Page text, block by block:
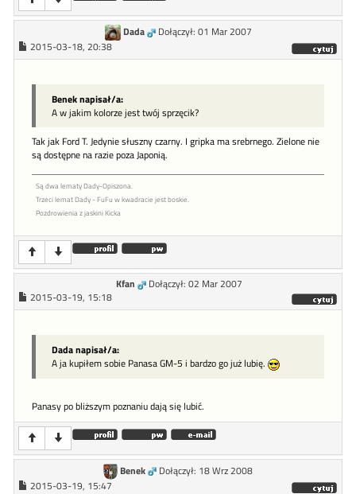
Dada
Dołączył: 01 Mar 2007
2015-03-18, 20:38
Benek napisał/a:
A w jakim kolorze jest twój sprzęcik?
Tak jak Ford T. Jedynie słuszny czarny. I gripka ma srebrnego. Zielone nie
są dostępne na razie poza Japonią.
Są dwa lematy Dady-Opiszona.
Trzeci lemat Dady - FuFu w kwadracie jest boskie.
Pozdrowienia z jaskini Kicka
Kfan
Dołączył: 02 Mar 2007
2015-03-19, 15:18
Dada napisał/a:
A ja kupiłem sobie Panasa GM-5 i bardzo go już lubię.
Panasy po bliższym poznaniu dają się lubić.
Benek
Dołączył: 18 Wrz 2008
2015-03-19, 15:47